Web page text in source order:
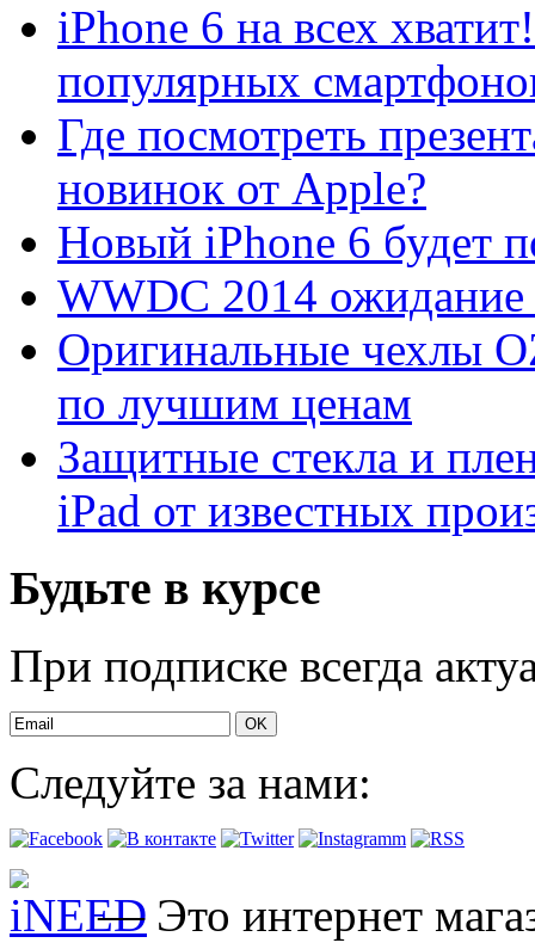
iPhone 6 на всех
популярных
Где посмотреть
новинок от Apple?
Новый iPhone 6 будет
WWDC 2014 ожидание
Оригинальные чехлы
по лучшим ценам
Защитные стекла и
iPad от известных
Будьте в курсе
При подписке всегда
Следуйте за нами:
— Это интернет